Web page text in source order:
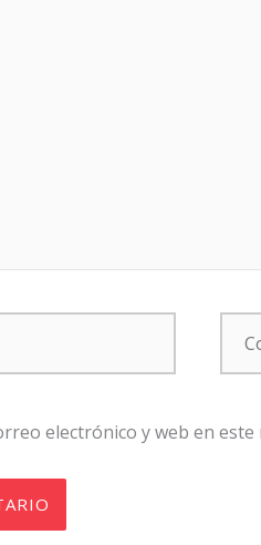
electrónico y web en